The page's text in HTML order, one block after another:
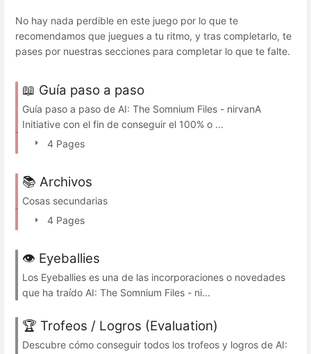
No hay nada perdible en este juego por lo que te
recomendamos que juegues a tu ritmo, y tras completarlo, te
pases por nuestras secciones para completar lo que te falte.
📖 Guía paso a paso
Guía paso a paso de AI: The Somnium Files - nirvanA
Initiative con el fin de conseguir el 100% o ...
4 Pages
📚 Archivos
Cosas secundarias
4 Pages
👁️ Eyeballies
Los Eyeballies es una de las incorporaciones o novedades
que ha traído AI: The Somnium Files - ni...
🏆 Trofeos / Logros (Evaluation)
Descubre cómo conseguir todos los trofeos y logros de AI: